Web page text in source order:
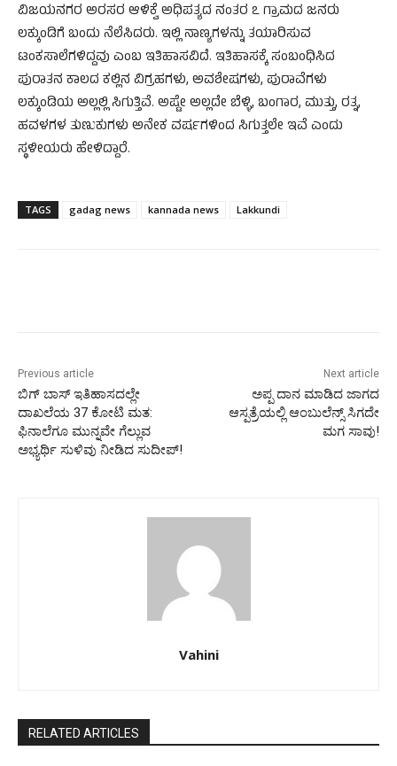
ವಿಜಯನಗರ ಅರಸರ ಆಳಿಕ್ವೆ ಅಧಿಪತ್ಯದ ನಂತರ ೭ ಗ್ರಾಮದ ಜನರು
ಲಕ್ಕುಂಡಿಗೆ ಬಂದು ನೆಲೆಸಿದರು. ಇಲ್ಲಿ ನಾಣ್ಯಗಳನ್ನು ತಯಾರಿಸುವ
ಟಂಕಸಾಲೆಗಳಿದ್ದವು ಎಂಬ ಇತಿಹಾಸವಿದೆ. ಇತಿಹಾಸಕ್ಕೆ ಸಂಬಂಧಿಸಿದ
ಪುರಾತನ ಕಾಲದ ಕಲ್ಲಿನ ವಿಗ್ರಹಗಳು, ಅವಶೇಷಗಳು, ಪುರಾವೆಗಳು
ಲಕ್ಕುಂಡಿಯ ಅಲ್ಲಲ್ಲಿ ಸಿಗುತ್ತಿವೆ. ಅಷ್ಟೇ ಅಲ್ಲದೇ ಬೆಳ್ಳಿ, ಬಂಗಾರ, ಮುತ್ತು, ರತ್ನ,
ಹವಳಗಳ ತುಣುಕುಗಳು ಅನೇಕ ವರ್ಷಗಳಿಂದ ಸಿಗುತ್ತಲೇ ಇವೆ ಎಂದು
ಸ್ಥಳೀಯರು ಹೇಳಿದ್ದಾರೆ.
TAGS gadag news kannada news Lakkundi
Previous article
ಬಿಗ್ ಬಾಸ್ ಇತಿಹಾಸದಲ್ಲೇ
ದಾಖಲೆಯ 37 ಕೋಟಿ ಮತ:
ಫಿನಾಲೆಗೂ ಮುನ್ನವೇ ಗೆಲ್ಲುವ
ಅಭ್ಯರ್ಥಿ ಸುಳಿವು ನೀಡಿದ ಸುದೀಪ್!
Next article
ಅಪ್ಪ ದಾನ ಮಾಡಿದ ಜಾಗದ
ಆಸ್ಪತ್ರೆಯಲ್ಲಿ ಆಂಬುಲೆನ್ಸ್‌ ಸಿಗದೇ
ಮಗ ಸಾವು!
Vahini
RELATED ARTICLES